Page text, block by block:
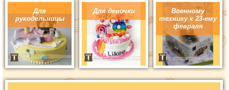
Для
рукодельницы
Для девочки
Военному
технику к 23-ему
февраля